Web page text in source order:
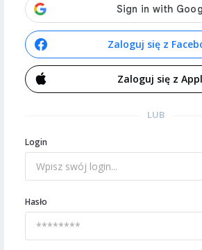
Zaloguj się z
Zaloguj się z
LUB
Login
Hasło